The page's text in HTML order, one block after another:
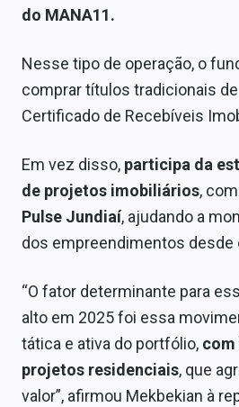
do MANA11.
Nesse tipo de operação, o
comprar títulos tradicionais
Certificado de Recebíveis
Em vez disso, participa da
de projetos imobiliários,
Pulse Jundiaí, ajudando a
dos empreendimentos desde
“O fator determinante para
alto em 2025 foi essa
tática e ativa do portfólio, com
projetos residenciais, que
valor”, afirmou Mekbekian à